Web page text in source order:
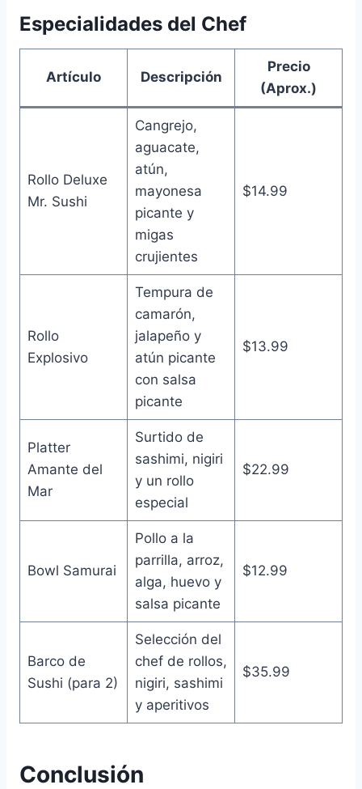
Especialidades del Chef
Artículo Descripción
Precio
(Aprox.)
Rollo Deluxe
Mr. Sushi
Cangrejo,
aguacate,
atún,
mayonesa
picante y
migas
crujientes
$14.99
Rollo
Explosivo
Tempura de
camarón,
jalapeño y
atún picante
con salsa
picante
$13.99
Platter
Amante del
Mar
Surtido de
sashimi, nigiri
y un rollo
especial
$22.99
Bowl Samurai
Pollo a la
parrilla, arroz,
alga, huevo y
salsa picante
$12.99
Barco de
Sushi (para 2)
Selección del
chef de rollos,
nigiri, sashimi
y aperitivos
$35.99
Conclusión